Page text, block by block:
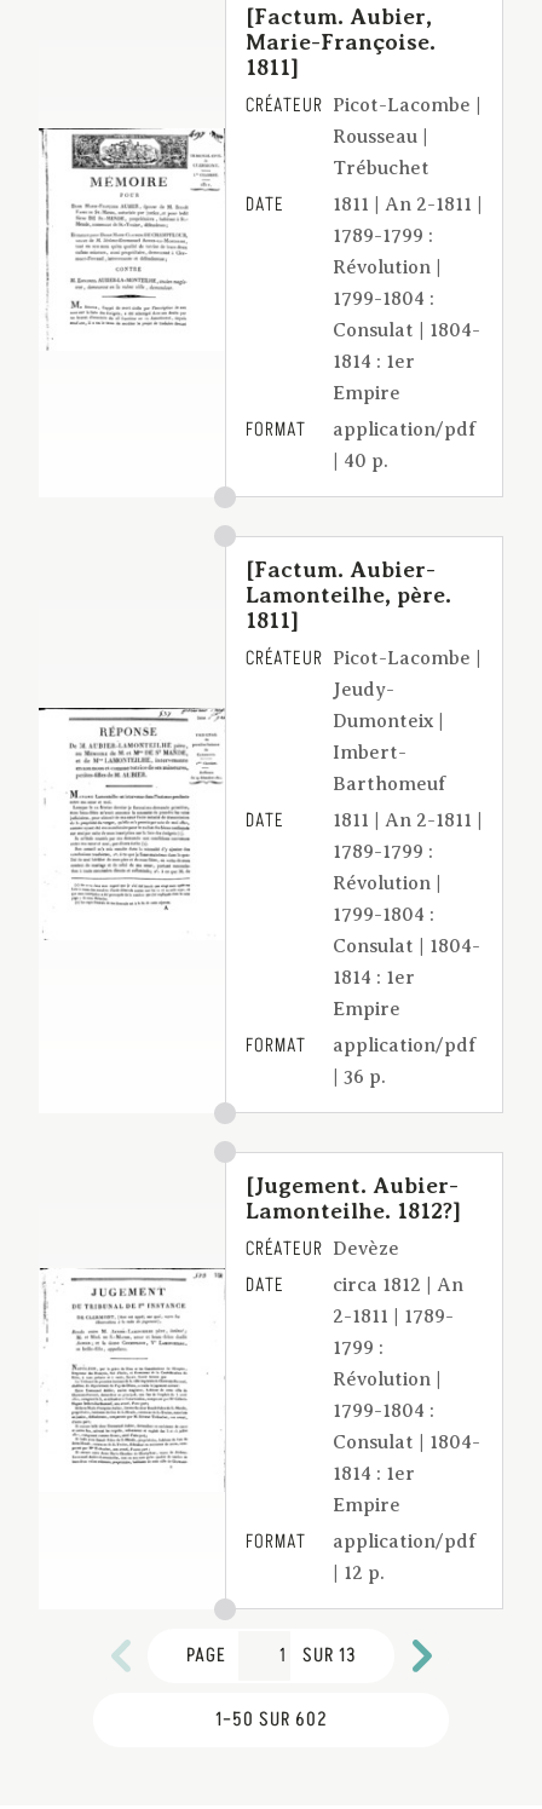
[Factum. Aubier,
Marie-Françoise.
1811]
CRÉATEUR Picot-Lacombe |
Rousseau |
Trébuchet
DATE
1811 | An 2-1811 |
1789-1799 :
Révolution |
1799-1804 :
Consulat | 1804-
1814 : 1er
Empire
FORMAT
application/pdf
| 40 p.
[Factum. Aubier-
Lamonteilhe, père.
1811]
CRÉATEUR Picot-Lacombe |
Jeudy-
Dumonteix |
Imbert-
Barthomeuf
DATE
1811 | An 2-1811 |
1789-1799 :
Révolution |
1799-1804 :
Consulat | 1804-
1814 : 1er
Empire
FORMAT
application/pdf
| 36 p.
[Jugement. Aubier-
Lamonteilhe. 1812?]
CRÉATEUR Devèze
DATE
circa 1812 | An
2-1811 | 1789-
1799 :
Révolution |
1799-1804 :
Consulat | 1804-
1814 : 1er
Empire
FORMAT
application/pdf
| 12 p.
PAGE SUR 13
1–50 SUR 602